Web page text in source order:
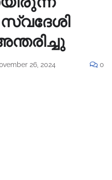
26, 2024 0